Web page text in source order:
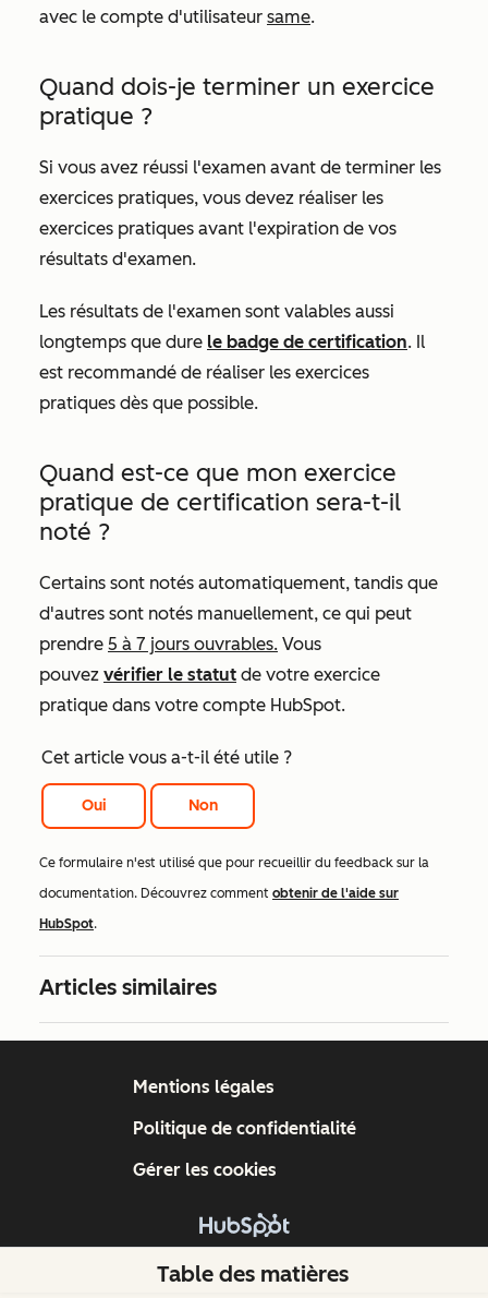
avec le compte d'utilisateur same.
Quand dois-je terminer un exercice
pratique ?
Si vous avez réussi l'examen avant de terminer les
exercices pratiques, vous devez réaliser les
exercices pratiques avant l'expiration de vos
résultats d'examen.
Les résultats de l'examen sont valables aussi
longtemps que dure le badge de certification. Il
est recommandé de réaliser les exercices
pratiques dès que possible.
Quand est-ce que mon exercice
pratique de certification sera-t-il
noté ?
Certains sont notés automatiquement, tandis que
d'autres sont notés manuellement, ce qui peut
prendre 5 à 7 jours ouvrables. Vous
pouvez vérifier le statut de votre exercice
pratique dans votre compte HubSpot.
Cet article vous a-t-il été utile ?
Oui Non
Ce formulaire n'est utilisé que pour recueillir du feedback sur la
documentation. Découvrez comment obtenir de l'aide sur
HubSpot.
Articles similaires
Table des matières
Copyright © 2026 HubSpot, Inc.
Mentions légales
Politique de confidentialité
Gérer les cookies